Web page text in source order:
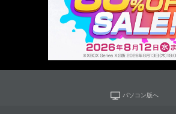
パソコン版へ